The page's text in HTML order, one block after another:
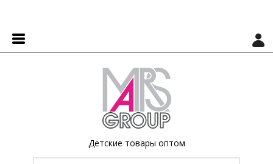
Детские товары оптом